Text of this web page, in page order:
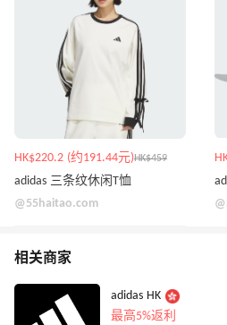
HK$220.2 (约191.44元)HK$459
adidas 三条纹休闲T恤
@55haitao.com
相关商家
adidas HK
最高5%返利